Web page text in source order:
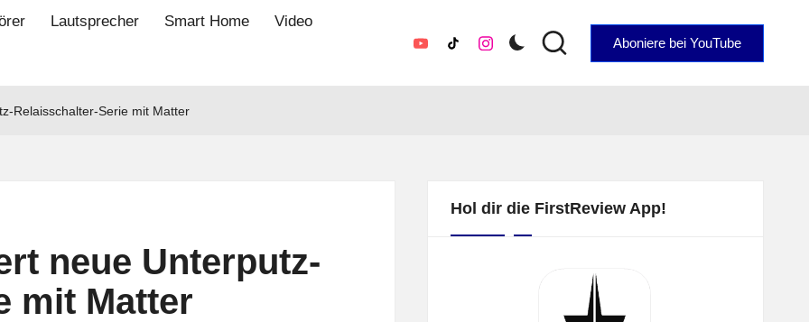
Lautsprecher Smart Home Video
YouTubeTikTokInstagram Aboniere bei YouTube
Relaisschalter-Serie mit Matter
neue Unterputz-
mit Matter
Hol dir die FirstReview App!